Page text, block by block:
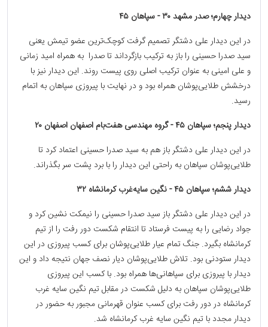
دیدار چهارم؛ صدر مشهد ۳۰ - سپاهان ۴۵
در این دیدار علی دشتگر تصمیم گرفت کوچک‌ترین عضو تیمش یعنی
سید صدرا حسینی را باز به ترکیب بازگرداند تا صدرا به همراه امید زمانی
و علی امینی به عنوان ترکیب اصلی روی پیست روند. این دیدار نیز با
درخشش طلایی‌پوشان همراه بود و در نهایت با پیروزی سپاهان به اتمام
رسید.
دیدار پنجم؛ سپاهان ۴۵ - گروه مهندسی هفت‌بام اصفهان اصفهان ۲۰
در این دیدار علی دشتگر باز هم به سید صدرا حسینی اعتماد کرد تا
طلایی‌پوشان سپاهان به راحتی این دیدار را با برد پشت سر بگذراند.
دیدار ششم؛ سپاهان ۴۵ - نگین سایه‌غرب کرمانشاه ۳۲
در این دیدار علی دشتگر باز سید صدرا حسینی را نیمکت نشین کرد و
جواد رضایی را به پیست فرستاد تا انتقام شکست دور رفت را از تیم
کرمانشاه بگیرد. جنگ تمام عیار طلایی‌پوشان برای کسب پیروزی در این
دیدار ستودنی بود. تلاش طلایی‌پوشان دیار نصف جهان نتیجه داد و این
دیدار با پیروزی برای سپاهانی‌ها همراه بود. با کسب این پیروزی
طلایی‌پوشان سپاهان به دلیل شکست در مقابل تیم نگین سایه غرب
کرمانشاه در دور رفت برای کسب عنوان قهرمانی مجبور به حضور در
دیدار مجدد با تیم نگین سایه غرب کرمانشاه شد.